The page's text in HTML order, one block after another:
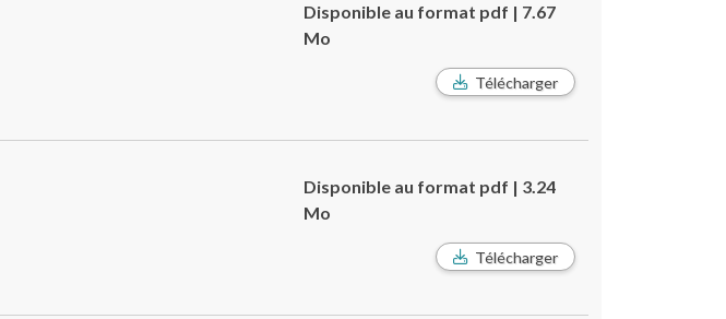
Disponible au format pdf | 7.67
Mo
Télécharger
Disponible au format pdf | 3.24
Mo
Télécharger